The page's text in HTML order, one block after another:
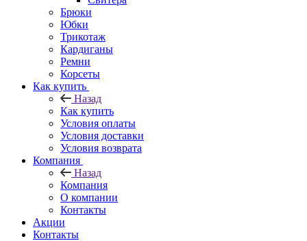
Брюки
Юбки
Трикотаж
Кардиганы
Ремни
Корсеты
Как купить
Назад
Как купить
Условия оплаты
Условия доставки
Условия возврата
Компания
Назад
Компания
О компании
Контакты
Акции
Контакты